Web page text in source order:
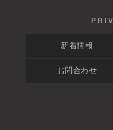
新着情報
お問合わせ